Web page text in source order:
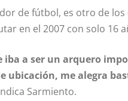
de fútbol, es otro de
en el 2007 con solo 16
iba a ser un arquero
ubicación, me alegra
Sarmiento.